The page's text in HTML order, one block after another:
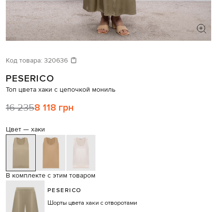
Давайте подберем что-то еще
Код товара: 320636
PESERICO
Топ цвета хаки с цепочкой мониль
16 2358 118 грн
Цвет — хаки
В комплекте с этим товаром
PESERICO
Шорты цвета хаки с отворотами